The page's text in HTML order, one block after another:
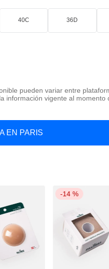
40C 36D
pueden variar entre
información vigente al momento
EN PARIS
-14 %